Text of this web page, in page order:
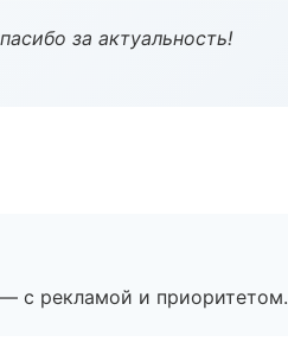
за актуальность!
с рекламой и приоритетом.